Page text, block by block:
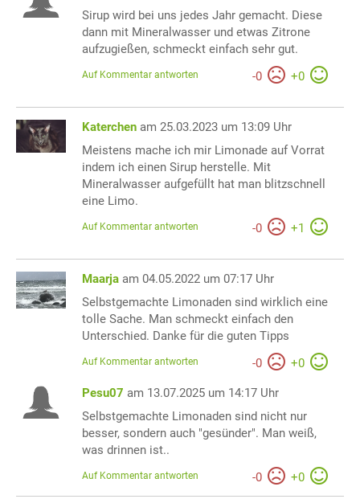
Sirup wird bei uns jedes Jahr gemacht. Diese
dann mit Mineralwasser und etwas Zitrone
aufzugießen, schmeckt einfach sehr gut.
-0 +0
Auf Kommentar antworten
Katerchen am 25.03.2023 um 13:09 Uhr
Meistens mache ich mir Limonade auf Vorrat
indem ich einen Sirup herstelle. Mit
Mineralwasser aufgefüllt hat man blitzschnell
eine Limo.
-0 +1
Auf Kommentar antworten
Maarja am 04.05.2022 um 07:17 Uhr
Selbstgemachte Limonaden sind wirklich eine
tolle Sache. Man schmeckt einfach den
Unterschied. Danke für die guten Tipps
-0 +0
Auf Kommentar antworten
Pesu07 am 13.07.2025 um 14:17 Uhr
Selbstgemachte Limonaden sind nicht nur
besser, sondern auch "gesünder". Man weiß,
was drinnen ist..
-0 +0
Auf Kommentar antworten